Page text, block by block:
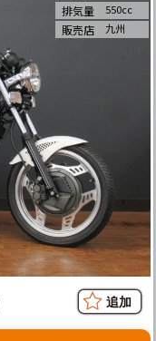
排気量 550cc
販売店 九州